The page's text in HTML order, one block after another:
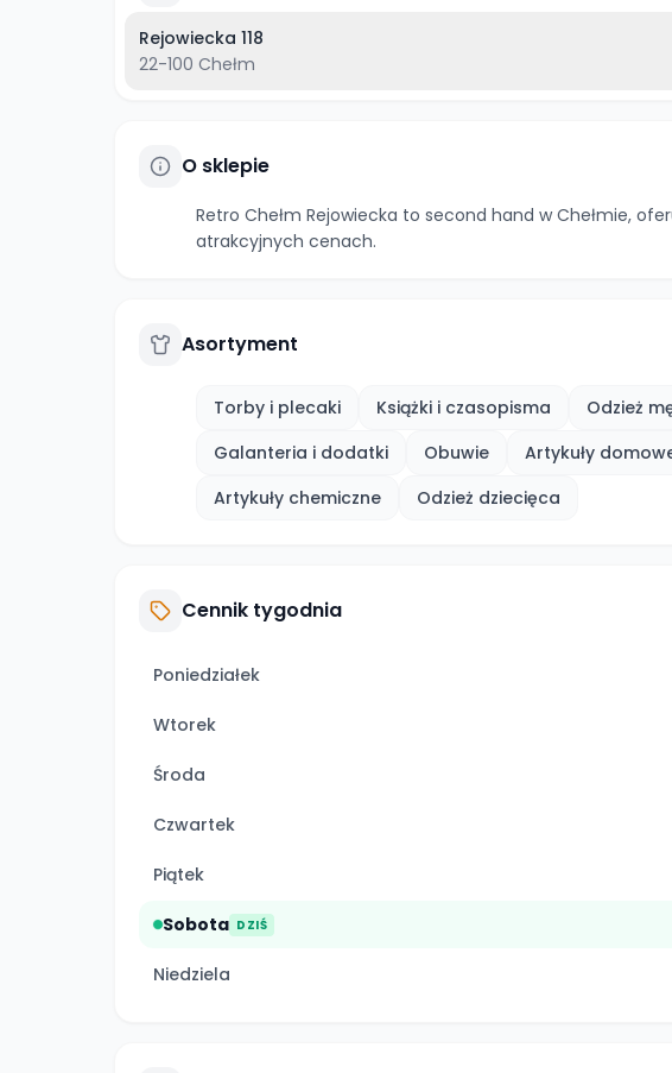
Rejowiecka 118
22-100 Chełm
O sklepie
Retro Chełm Rejowiecka to second hand w Chełmie,
atrakcyjnych cenach.
Asortyment
Torby i plecaki Książki i czasopisma Odzież
Galanteria i dodatki
Obuwie Artykuły
Artykuły chemiczne
Odzież dziecięca
Cennik tygodnia
Poniedziałek
Wtorek
Środa
Czwartek
Piątek
Sobota DZIŚ
Niedziela